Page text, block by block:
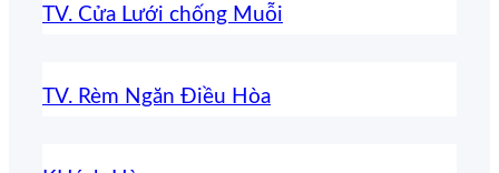
TV. Cửa Lưới chống Muỗi
TV. Rèm Ngăn Điều Hòa